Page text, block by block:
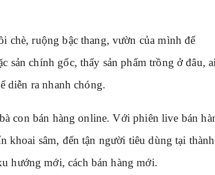
chè, ruộng bậc thang, vườn của mình để
sản chính gốc, thấy sản phẩm trồng ở đâu,
diễn ra nhanh chóng.
con bán hàng online. Với phiên live bán
khoai sâm, đến tận người tiêu dùng tại thành
hướng mới, cách bán hàng mới.